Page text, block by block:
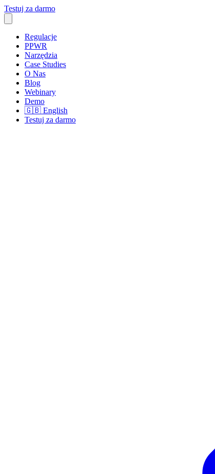
Testuj za darmo
Regulacje
PPWR
Narzędzia
Case Studies
O Nas
Blog
Webinary
Demo
🇬🇧 English
Testuj za darmo